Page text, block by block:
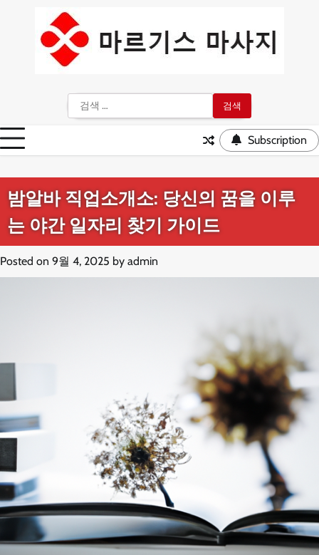
색:
Subscription
밤알바 직업소개소: 당신의 꿈을 이루
는 야간 일자리 찾기 가이드
Posted on 9월 4, 2025 by admin